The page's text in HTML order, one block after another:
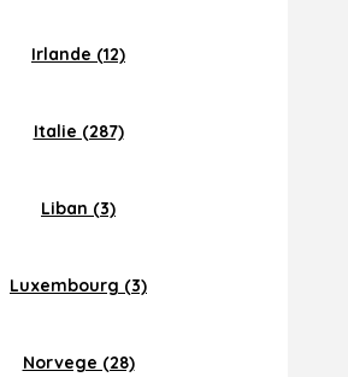
Irlande (12)
Italie (287)
Liban (3)
Luxembourg (3)
Norvege (28)